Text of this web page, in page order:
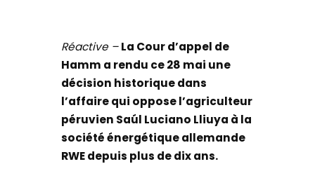
Réactive – La Cour d’appel de
Hamm a rendu ce 28 mai une
décision historique dans
l’affaire qui oppose l’agriculteur
péruvien Saúl Luciano Lliuya à la
société énergétique allemande
RWE depuis plus de dix ans.